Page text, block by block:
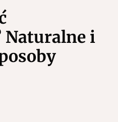
Naturalne i